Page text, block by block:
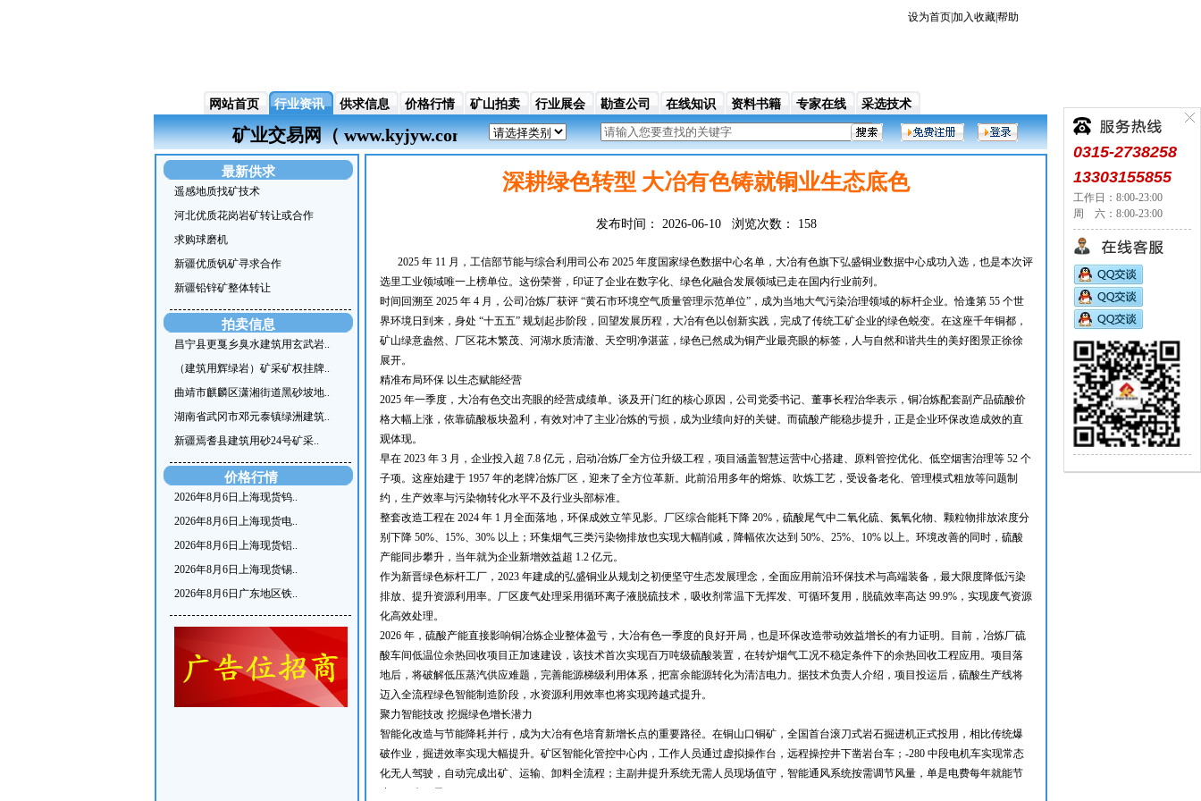
设为首页加入收藏帮助
网站首页 行业资讯 供求信息 价格行情 矿山拍卖 行业展会 勘查公司 在线知识 资料书籍 专家在线 采选技术
矿业交易网（ www.kyjyw.com）是一家基于中国矿业交易、买卖行业的门户网站，它面向各地拥有矿业和对矿业感兴趣的
最新供求
遥感地质找矿技术
河北优质花岗岩矿转让或合作
求购球磨机
新疆优质钒矿寻求合作
新疆铅锌矿整体转让
拍卖信息
昌宁县更戛乡臭水建筑用玄武岩..
（建筑用辉绿岩）矿采矿权挂牌..
曲靖市麒麟区潇湘街道黑砂坡地..
湖南省武冈市邓元泰镇绿洲建筑..
新疆焉耆县建筑用砂24号矿采..
价格行情
2026年8月6日上海现货钨..
2026年8月6日上海现货电..
2026年8月6日上海现货铝..
2026年8月6日上海现货锡..
2026年8月6日广东地区铁..
深耕绿色转型 大冶有色铸就铜业生态底色
发布时间： 2026-06-10浏览次数： 158
2025 年 11 月，工信部节能与综合利用司公布 2025 年度国家绿色数据中心名单，大冶有色旗下弘盛铜业数据中心成功入选，也是本次评
选里工业领域唯一上榜单位。这份荣誉，印证了企业在数字化、绿色化融合发展领域已走在国内行业前列。
时间回溯至 2025 年 4 月，公司冶炼厂获评 “黄石市环境空气质量管理示范单位”，成为当地大气污染治理领域的标杆企业。恰逢第 55 个世
界环境日到来，身处 “十五五” 规划起步阶段，回望发展历程，大冶有色以创新实践，完成了传统工矿企业的绿色蜕变。在这座千年铜都，
矿山绿意盎然、厂区花木繁茂、河湖水质清澈、天空明净湛蓝，绿色已然成为铜产业最亮眼的标签，人与自然和谐共生的美好图景正徐徐
展开。
精准布局环保 以生态赋能经营
2025 年一季度，大冶有色交出亮眼的经营成绩单。谈及开门红的核心原因，公司党委书记、董事长程治华表示，铜冶炼配套副产品硫酸价
格大幅上涨，依靠硫酸板块盈利，有效对冲了主业冶炼的亏损，成为业绩向好的关键。而硫酸产能稳步提升，正是企业环保改造成效的直
观体现。
早在 2023 年 3 月，企业投入超 7.8 亿元，启动冶炼厂全方位升级工程，项目涵盖智慧运营中心搭建、原料管控优化、低空烟害治理等 52 个
子项。这座始建于 1957 年的老牌冶炼厂区，迎来了全方位革新。此前沿用多年的熔炼、吹炼工艺，受设备老化、管理模式粗放等问题制
约，生产效率与污染物转化水平不及行业头部标准。
整套改造工程在 2024 年 1 月全面落地，环保成效立竿见影。厂区综合能耗下降 20%，硫酸尾气中二氧化硫、氮氧化物、颗粒物排放浓度分
别下降 50%、15%、30% 以上；环集烟气三类污染物排放也实现大幅削减，降幅依次达到 50%、25%、10% 以上。环境改善的同时，硫酸
产能同步攀升，当年就为企业新增效益超 1.2 亿元。
作为新晋绿色标杆工厂，2023 年建成的弘盛铜业从规划之初便坚守生态发展理念，全面应用前沿环保技术与高端装备，最大限度降低污染
排放、提升资源利用率。厂区废气处理采用循环离子液脱硫技术，吸收剂常温下无挥发、可循环复用，脱硫效率高达 99.9%，实现废气资源
化高效处理。
2026 年，硫酸产能直接影响铜冶炼企业整体盈亏，大冶有色一季度的良好开局，也是环保改造带动效益增长的有力证明。目前，冶炼厂硫
酸车间低温位余热回收项目正加速建设，该技术首次实现百万吨级硫酸装置，在转炉烟气工况不稳定条件下的余热回收工程应用。项目落
地后，将破解低压蒸汽供应难题，完善能源梯级利用体系，把富余能源转化为清洁电力。据技术负责人介绍，项目投运后，硫酸生产线将
迈入全流程绿色智能制造阶段，水资源利用效率也将实现跨越式提升。
聚力智能技改 挖掘绿色增长潜力
智能化改造与节能降耗并行，成为大冶有色培育新增长点的重要路径。在铜山口铜矿，全国首台滚刀式岩石掘进机正式投用，相比传统爆
破作业，掘进效率实现大幅提升。矿区智能化管控中心内，工作人员通过虚拟操作台，远程操控井下凿岩台车；-280 中段电机车实现常态
化无人驾驶，自动完成出矿、运输、卸料全流程；主副井提升系统无需人员现场值守，智能通风系统按需调节风量，单是电费每年就能节
0315-2738258
13303155855
工作日：8:00-23:00
周 六：8:00-23:00